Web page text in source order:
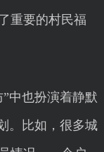
重要的村民福
中也扮演着静默
。比如，很多城